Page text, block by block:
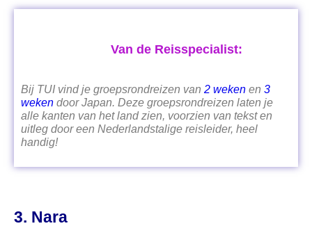
Van de Reisspecialist:
Bij TUI vind je groepsrondreizen van 2 weken en 3
weken door Japan. Deze groepsrondreizen laten je
alle kanten van het land zien, voorzien van tekst en
uitleg door een Nederlandstalige reisleider, heel
handig!
3. Nara